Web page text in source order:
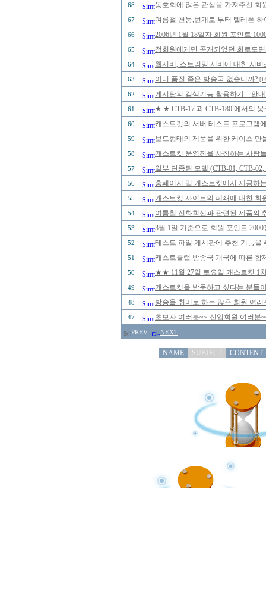
68 동호회에 많은 관심을 가져주신
67 여름철 천둥,번개로 부터 텔레폰
66 2006년 1월 18일자 회원 포인트
65 정회원에게만 공개되었던 회로도
64 웹서버, 스트리밍 서버에 대한 서
63 어디 품질 좋은 방송국 없습니까?
62 게시판의 검색기능 활용하기... 안
61 ★ ★ CTB-17 과 CTB-180 에서의
60 캐스트킷의 서버 테스트 프로그램
59 보드형태의 제품을 위한 케이스 만
58 캐스트킷 운영진을 사칭하는 사람
57 일부 단종된 모델 (CTB-01, CTB-
56 홈페이지 및 캐스트킷에서 제공하
55 캐스트킷 사이트의 페쇄에 대한
54 여름철 전화회선과 관련된 제품의
53 3월 1일 기준으로 회원 포인트
52 테스트 파일 게시판에 추천 기능
51 캐스트클럽 방송국 개국에 따른
50 ★★ 11월 27일 토요일 캐스트킷
49 캐스트킷을 방문하고 싶다는 분들
48 방송을 취미로 하는 많은 회원 여
47 초보자 여러분~~ 신입회원 여러
PREV NEXT